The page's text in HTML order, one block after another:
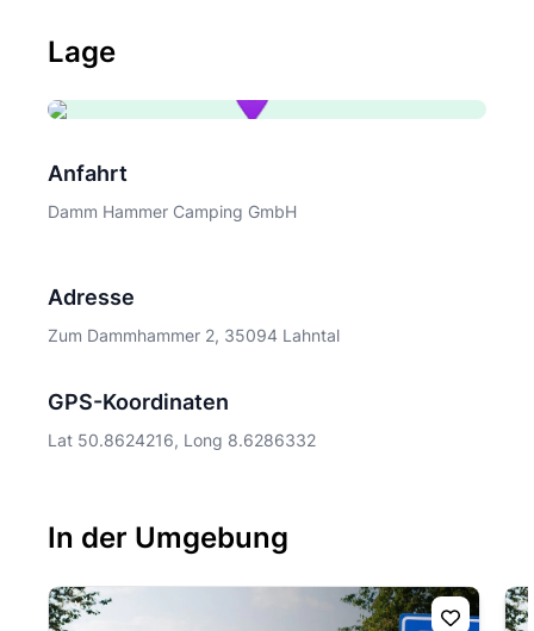
Lage
Anfahrt
Damm Hammer Camping GmbH
Adresse
Zum Dammhammer 2, 35094 Lahntal
GPS-Koordinaten
Lat 50.8624216, Long 8.6286332
In der Umgebung